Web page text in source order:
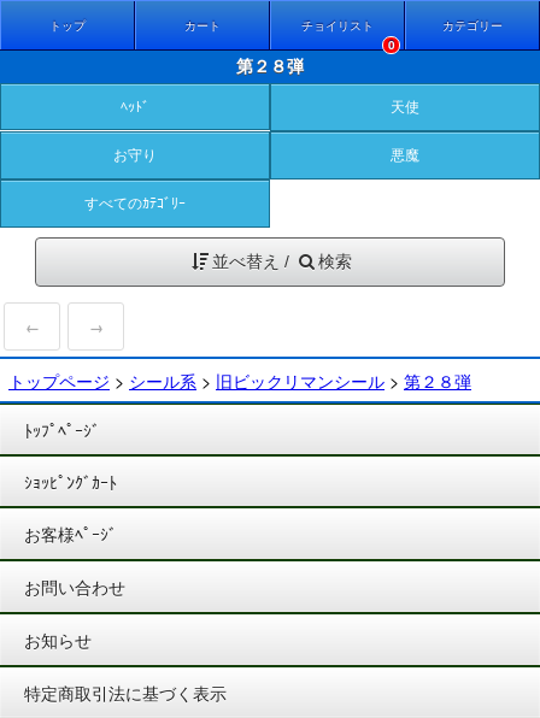
トップ カート
チョイリスト
0
カテゴリー
第２８弾
ﾍｯﾄﾞ 天使
お守り 悪魔
すべてのｶﾃｺﾞﾘｰ
並べ替え / 検索
← →
トップページ > シール系 > 旧ビックリマンシール > 第２８弾
ﾄｯﾌﾟﾍﾟｰｼﾞ
ｼｮｯﾋﾟﾝｸﾞｶｰﾄ
お客様ﾍﾟｰｼﾞ
お問い合わせ
お知らせ
特定商取引法に基づく表示